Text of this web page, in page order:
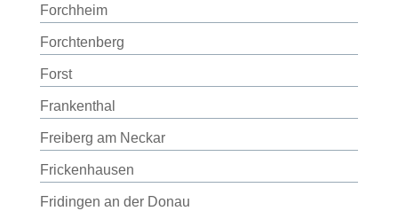
Forchheim
Forchtenberg
Forst
Frankenthal
Freiberg am Neckar
Frickenhausen
Fridingen an der Donau